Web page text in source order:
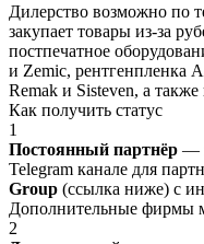
Дилерство возможно по
закупает товары из-за
постпечатное
и Zemic, рентгенпленка
Remak и Sisteven, а
Как получить статус
1
Постоянный партнёр —
Telegram канале для
Group (ссылка ниже) с
Дополнительные фирмы
2